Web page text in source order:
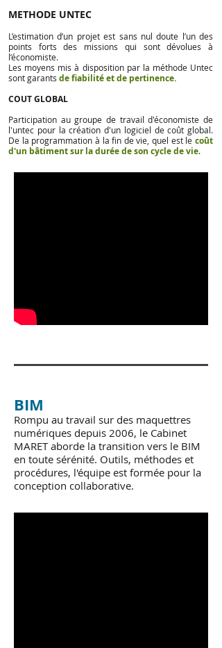
METHODE UNTEC
L’estimation d’un projet est sans nul doute l’un des
points forts des missions qui sont dévolues à
l’économiste.
Les moyens mis à disposition par la méthode Untec
sont garants de fiabilité et de pertinence.
COUT GLOBAL
​Participation au groupe de travail d'économiste de
l'untec pour la création d'un logiciel de coût global.
De la programmation à la fin de vie, quel est le coût
d'un bâtiment sur la durée de son cycle de vie.
BIM
​Rompu au travail sur des maquettres
numériques depuis 2006, le Cabinet
MARET aborde la transition vers le BIM
en toute sérénité. Outils, méthodes et
procédures, l'équipe est formée pour la
conception collaborative.